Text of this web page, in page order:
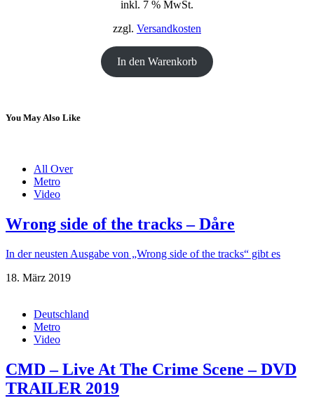
war:
ist:
inkl. 7 % MwSt.
zzgl. Versandkosten
In den Warenkorb
You May Also Like
All Over
Metro
Video
Wrong side of the tracks – Dåre
In der neusten Ausgabe von „Wrong side of the tracks“ gibt es
18. März 2019
Deutschland
Metro
Video
CMD – Live At The Crime Scene – DVD
TRAILER 2019